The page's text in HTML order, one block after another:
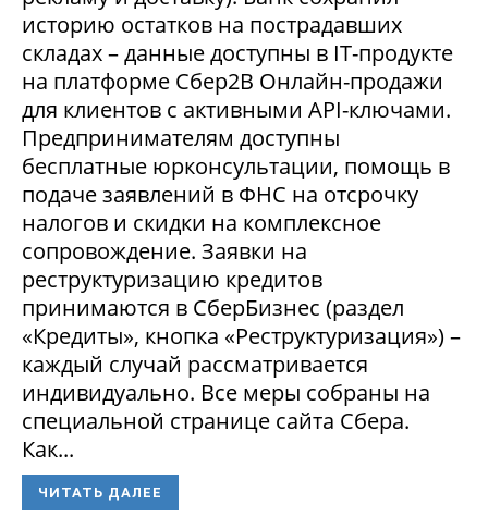
историю остатков на пострадавших
складах – данные доступны в IT-продукте
на платформе Сбер2В Онлайн-продажи
для клиентов с активными API-ключами.
Предпринимателям доступны
бесплатные юрконсультации, помощь в
подаче заявлений в ФНС на отсрочку
налогов и скидки на комплексное
сопровождение. Заявки на
реструктуризацию кредитов
принимаются в СберБизнес (раздел
«Кредиты», кнопка «Реструктуризация») –
каждый случай рассматривается
индивидуально. Все меры собраны на
специальной странице сайта Сбера.
Как...
ЧИТАТЬ ДАЛЕЕ